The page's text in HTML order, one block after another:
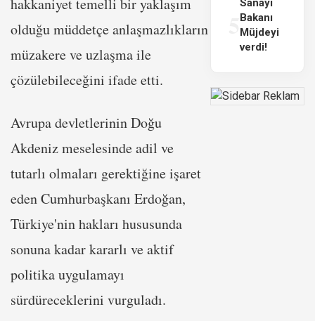
hakkaniyet temelli bir yaklaşım
olduğu müddetçe anlaşmazlıkların
müzakere ve uzlaşma ile
çözülebileceğini ifade etti.
Avrupa devletlerinin Doğu
Akdeniz meselesinde adil ve
tutarlı olmaları gerektiğine işaret
eden Cumhurbaşkanı Erdoğan,
Türkiye'nin hakları hususunda
sonuna kadar kararlı ve aktif
politika uygulamayı
sürdüreceklerini vurguladı.
Sanayi
Bakanı
Müjdeyi
verdi!